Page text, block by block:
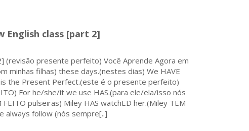
English class [part 2]
(revisão presente perfeito) Você Aprende Agora em
minhas filhas) these days.(nestes dias) We HAVE
the Present Perfect.(este é o presente perfeito)
For he/she/it we use HAS.(para ele/ela/isso nós
pulseiras) Miley HAS watchED her.(Miley TEM
always follow (nós sempre[..]